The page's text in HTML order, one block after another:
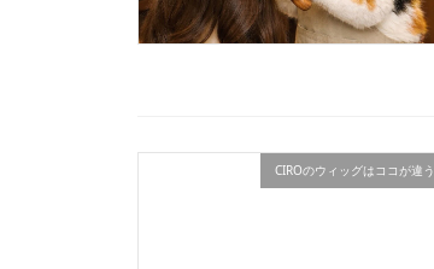
CIROのウィッグはココが違う